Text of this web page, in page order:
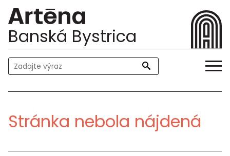
Banská Bystrica
Stránka nebola nájdená